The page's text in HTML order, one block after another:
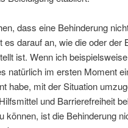
dass eine Behinderung
darauf an, wie die oder der
ist. Wenn ich
natürlich im ersten Moment
habe, mit der Situation
und Barrierefreiheit
können, ist die Behinderung